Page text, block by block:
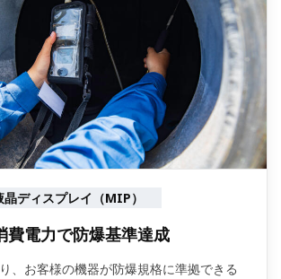
ディスプレイ（MIP）
費電力で防爆基準達成
、お客様の機器が防爆規格に準拠できる